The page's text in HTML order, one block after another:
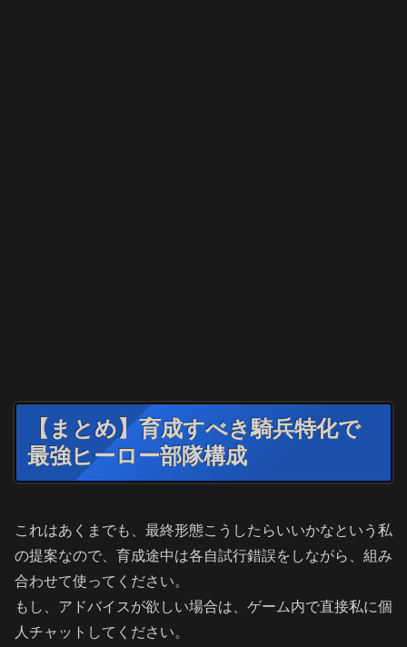
【まとめ】育成すべき騎兵特化で
最強ヒーロー部隊構成
これはあくまでも、最終形態こうしたらいいかなという私
の提案なので、育成途中は各自試行錯誤をしながら、組み
合わせて使ってください。
もし、アドバイスが欲しい場合は、ゲーム内で直接私に個
人チャットしてください。